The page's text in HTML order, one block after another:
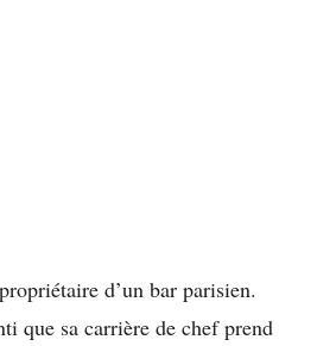
d’un bar parisien.
que sa carrière de chef prend